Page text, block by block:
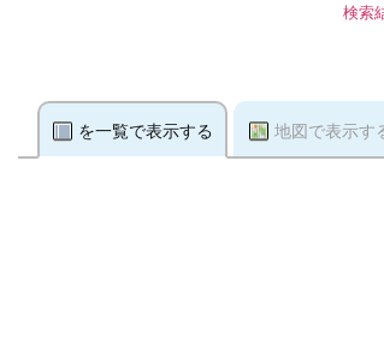
検索
を一覧で表示する 地図で表示す